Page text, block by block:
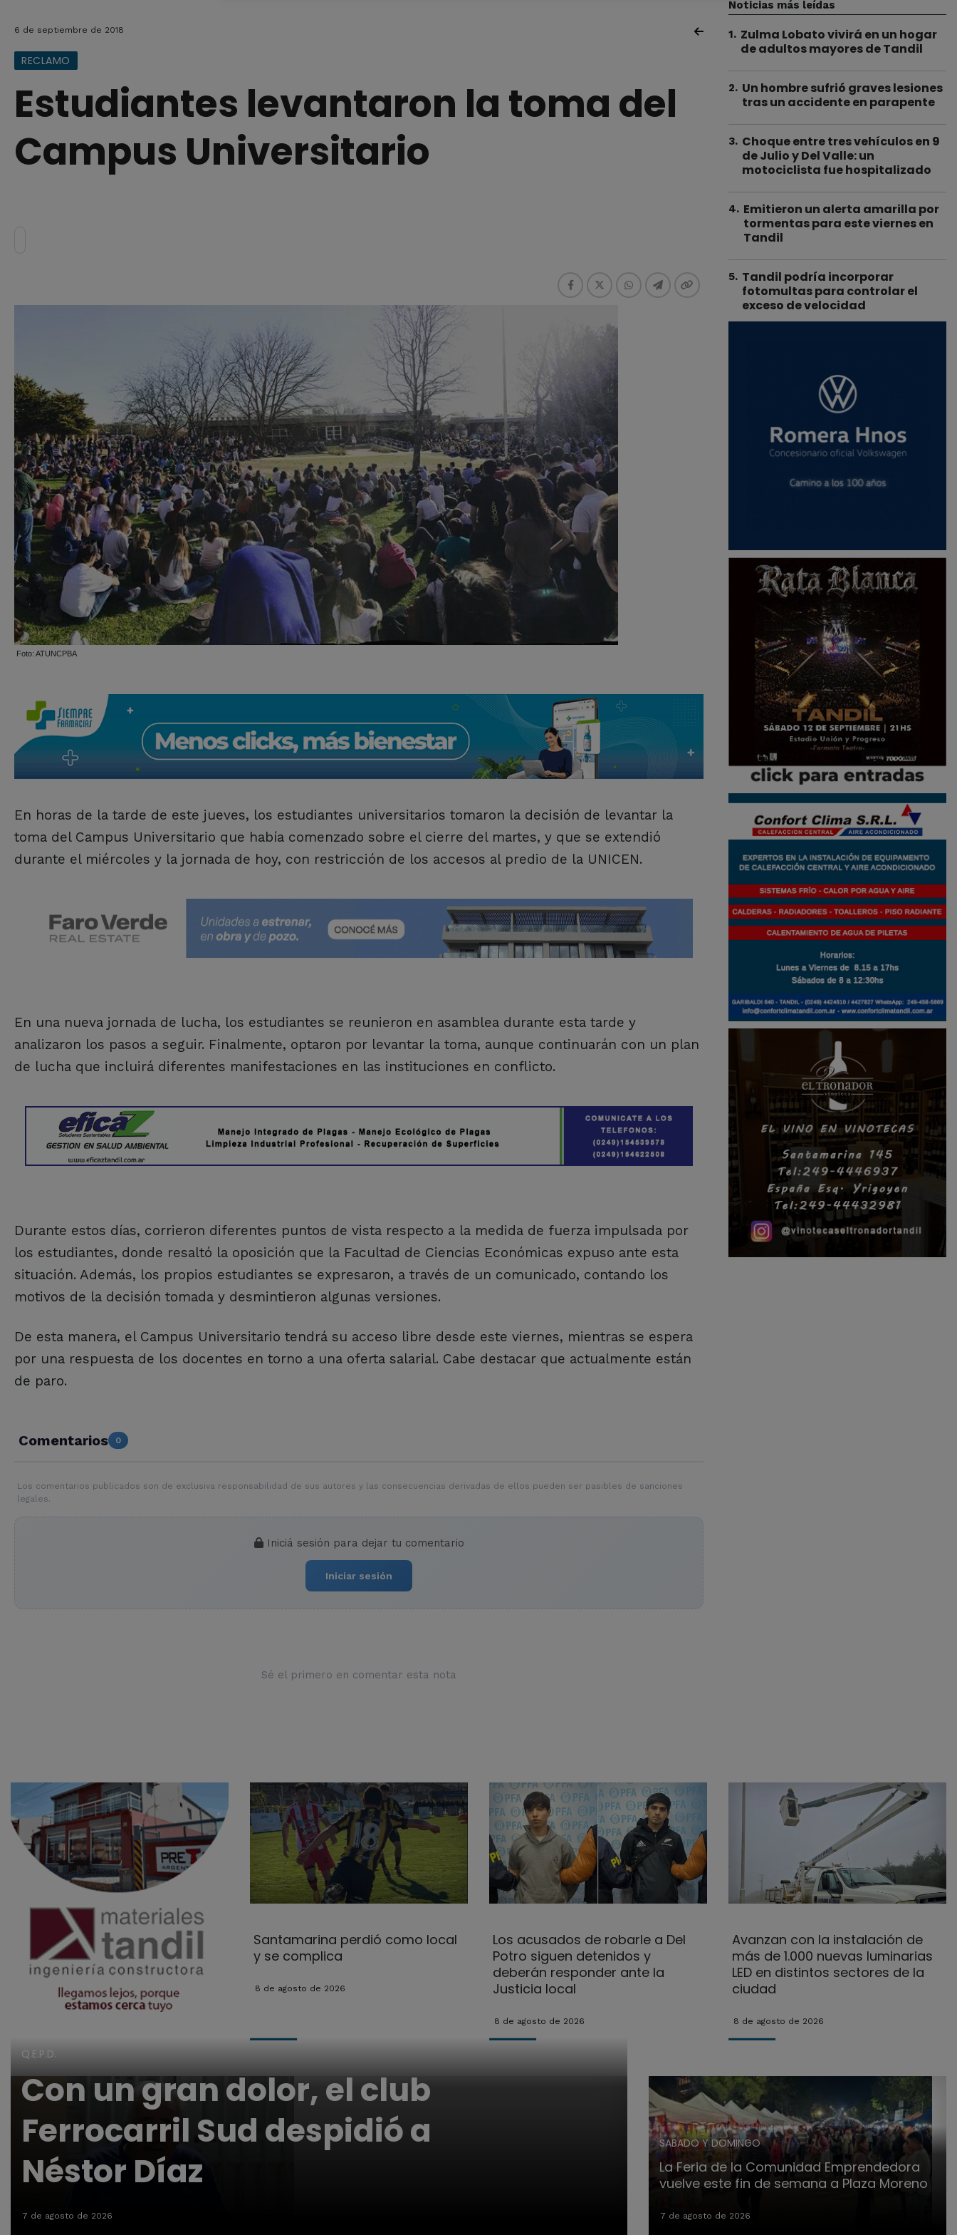
6 de septiembre de 2018
RECLAMO
Estudiantes levantaron la toma del
Campus Universitario
Foto: ATUNCPBA
En horas de la tarde de este jueves, los estudiantes universitarios tomaron la decisión de levantar la
toma del Campus Universitario que había comenzado sobre el cierre del martes, y que se extendió
durante el miércoles y la jornada de hoy, con restricción de los accesos al predio de la UNICEN.
En una nueva jornada de lucha, los estudiantes se reunieron en asamblea durante esta tarde y
analizaron los pasos a seguir. Finalmente, optaron por levantar la toma, aunque continuarán con un plan
de lucha que incluirá diferentes manifestaciones en las instituciones en conflicto.
Durante estos días, corrieron diferentes puntos de vista respecto a la medida de fuerza impulsada por
los estudiantes, donde resaltó la oposición que la Facultad de Ciencias Económicas expuso ante esta
situación. Además, los propios estudiantes se expresaron, a través de un comunicado, contando los
motivos de la decisión tomada y desmintieron algunas versiones.
De esta manera, el Campus Universitario tendrá su acceso libre desde este viernes, mientras se espera
por una respuesta de los docentes en torno a una oferta salarial. Cabe destacar que actualmente están
de paro.
Comentarios 0
Los comentarios publicados son de exclusiva responsabilidad de sus autores y las consecuencias derivadas de ellos pueden ser pasibles de sanciones
legales.
Iniciá sesión para dejar tu comentario
Iniciar sesión
Sé el primero en comentar esta nota
Noticias más leídas
1. Zulma Lobato vivirá en un hogar
de adultos mayores de Tandil
2. Un hombre sufrió graves lesiones
tras un accidente en parapente
3. Choque entre tres vehículos en 9
de Julio y Del Valle: un
motociclista fue hospitalizado
4. Emitieron un alerta amarilla por
tormentas para este viernes en
Tandil
5. Tandil podría incorporar
fotomultas para controlar el
exceso de velocidad
Santamarina perdió como local
y se complica
8 de agosto de 2026
Los acusados de robarle a Del
Potro siguen detenidos y
deberán responder ante la
Justicia local
8 de agosto de 2026
Avanzan con la instalación de
más de 1.000 nuevas luminarias
LED en distintos sectores de la
ciudad
8 de agosto de 2026
Q.E.P.D.
Con un gran dolor, el club
Ferrocarril Sud despidió a
Néstor Díaz
7 de agosto de 2026
SABADO Y DOMINGO
La Feria de la Comunidad Emprendedora
vuelve este fin de semana a Plaza Moreno
7 de agosto de 2026